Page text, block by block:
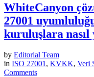
WhiteCanyon
27001
kuruluşlara nasıl
by Editorial Team
in ISO 27001 , KVKK, Veri
Comments